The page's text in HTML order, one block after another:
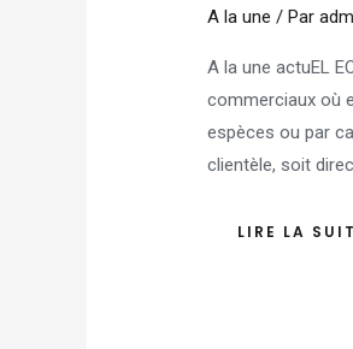
A la une / Par
A la une actuEL
commerciaux où
espèces ou par
clientèle, soit
LIRE LA